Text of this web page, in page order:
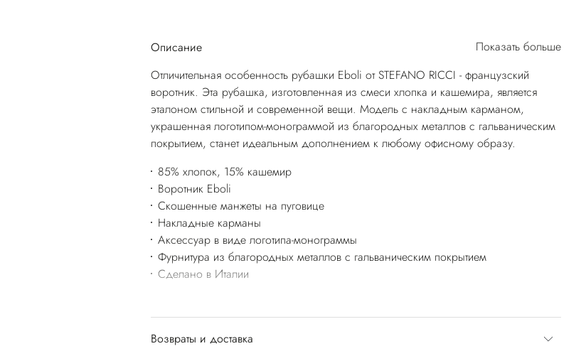
Описание
Показать больше
Отличительная особенность рубашки Eboli от STEFANO RICCI - французский
воротник. Эта рубашка, изготовленная из смеси хлопка и кашемира, является
эталоном стильной и современной вещи. Модель с накладным карманом,
украшенная логотипом-монограммой из благородных металлов с гальваническим
покрытием, станет идеальным дополнением к любому офисному образу.
85% хлопок, 15% кашемир
Воротник Eboli
Скошенные манжеты на пуговице
Накладные карманы
Аксессуар в виде логотипа-монограммы
Фурнитура из благородных металлов с гальваническим покрытием
Сделано в Италии
Возвраты и доставка